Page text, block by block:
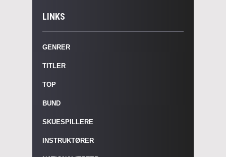
LINKS
GENRER
TITLER
TOP
BUND
SKUESPILLERE
INSTRUKTØRER